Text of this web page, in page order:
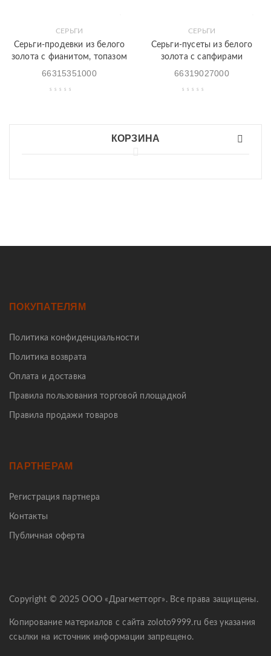
СЕРЬГИ
Серьги-продевки из белого
золота с фианитом, топазом
66315351000
СЕРЬГИ
Серьги-пусеты из белого
золота с сапфирами
66319027000
КОРЗИНА
ПОКУПАТЕЛЯМ
Политика конфиденциальности
Политика возврата
Оплата и доставка
Правила пользования торговой площадкой
Правила продажи товаров
ПАРТНЕРАМ
Регистрация партнера
Контакты
Публичная оферта
Copyright © 2025 ООО «Драгметторг». Все права защищены.
Копирование материалов с сайта zoloto9999.ru без указания
ссылки на источник информации запрещено.